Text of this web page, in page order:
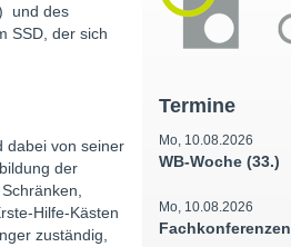
und des
SSD, der sich
dabei von seiner
der
Hilfe-Kästen
zuständig,
Termine
Mo, 10.08.2026
WB-Woche (33.)
Mo, 10.08.2026
Fachkonferenzen